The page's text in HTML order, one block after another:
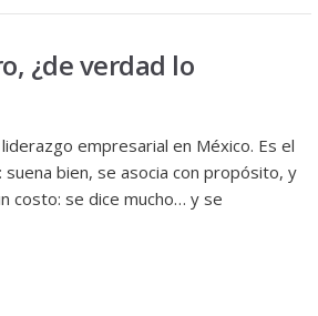
¿de verdad lo
empresarial en México. Es el
bien, se asocia con propósito, y
costo: se dice mucho… y se